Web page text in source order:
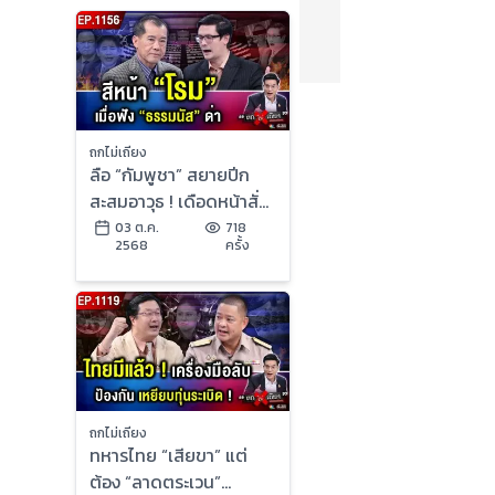
ถกไม่เถียง
ลือ “กัมพูชา” สยายปีก
สะสมอาวุธ ! เดือดหน้าสั่น
“โรม-ธรรมนัส” งานนี้ใคร
พลาด ?
03 ต.ค.
2568
718
ครั้ง
ถกไม่เถียง
ทหารไทย “เสียขา” แต่
ต้อง “ลาดตระเวน”